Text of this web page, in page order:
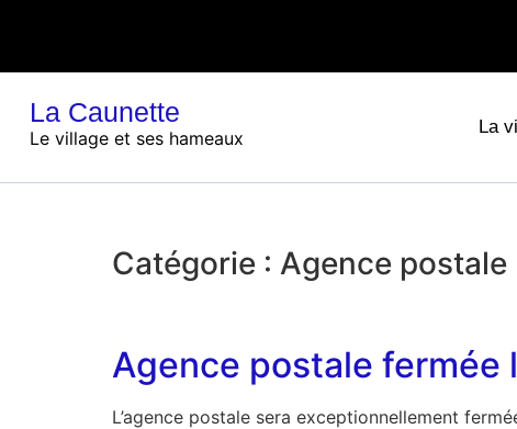
La Caunette
Le village et ses hameaux
La
Catégorie : Agence postale
Agence postale fermée
L’agence postale sera exceptionnellement